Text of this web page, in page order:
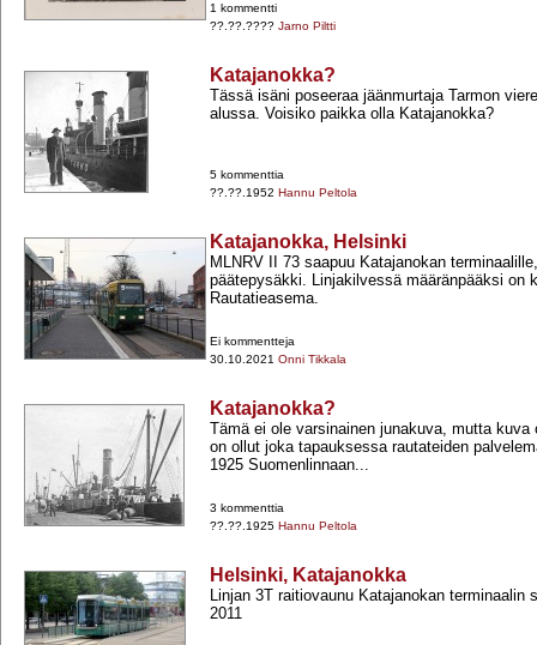
1 kommentti
??.??.???? Jarno Piltti
Katajanokka?
Tässä isäni poseeraa jäänmurtaja Tarmon
alussa. Voisiko paikka olla Katajanokka?
5 kommenttia
??.??.1952 Hannu Peltola
Katajanokka, Helsinki
MLNRV II 73 saapuu Katajanokan
päätepysäkki. Linjakilvessä määränpääksi on
Rautatieasema.
Ei kommentteja
30.10.2021 Onni Tikkala
Katajanokka?
Tämä ei ole varsinainen junakuva, mutta kuva
on ollut joka tapauksessa rautateiden
1925 Suomenlinnaan...
3 kommenttia
??.??.1925 Hannu Peltola
Helsinki, Katajanokka
Linjan 3T raitiovaunu Katajanokan terminaalin
2011